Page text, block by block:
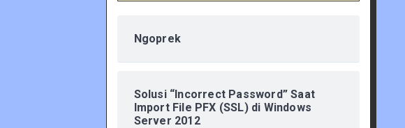
Ngoprek
Solusi “Incorrect Password” Saat
Import File PFX (SSL) di Windows
Server 2012